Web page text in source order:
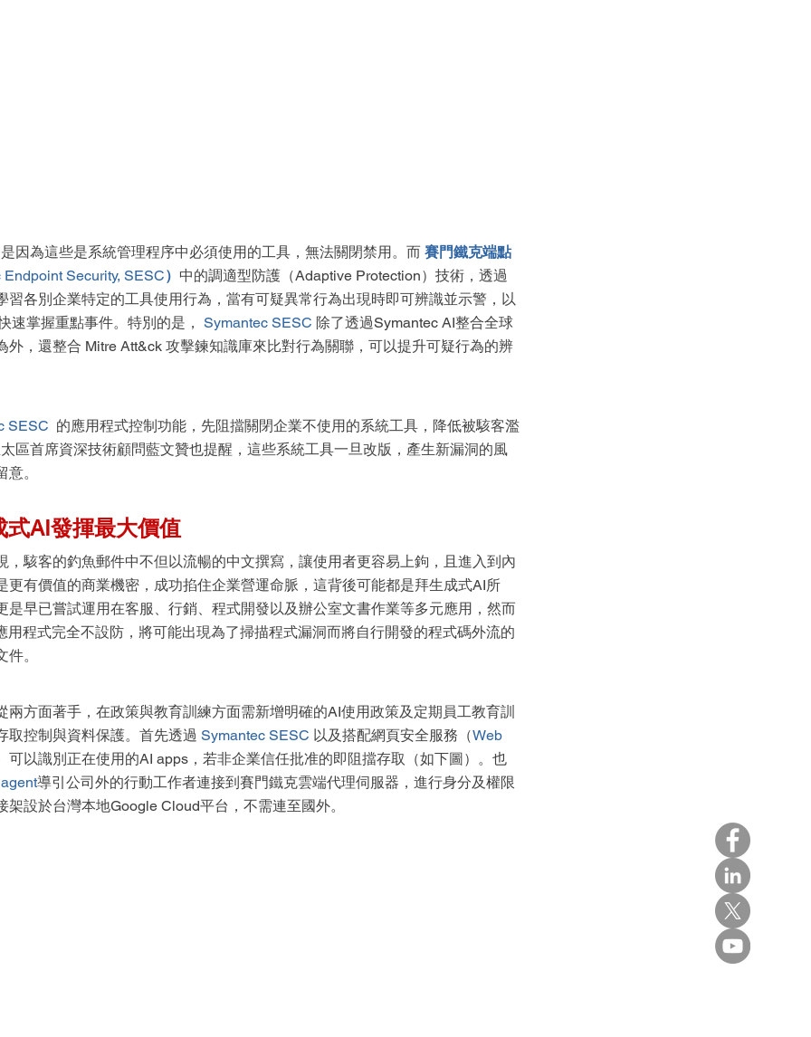
因為這些是系統管理程序中必須使用的工具，無法關閉禁用。而 賽門鐵克端點
Endpoint Security, SESC） 中的調適型防護（Adaptive Protection）技術，透過
習各別企業特定的工具使用行為，當有可疑異常行為出現時即可辨識並示警，以
速掌握重點事件。特別的是， Symantec SESC 除了透過Symantec AI整合全球
外，還整合 Mitre Att&ck 攻擊鍊知識庫來比對行為關聯，可以提升可疑行為的辨
SESC 的應用程式控制功能，先阻擋關閉企業不使用的系統工具，降低被駭客濫
區首席資深技術顧問藍文贊也提醒，這些系統工具一旦改版，產生新漏洞的風
。
式AI發揮最大價值
，駭客的釣魚郵件中不但以流暢的中文撰寫，讓使用者更容易上鉤，且進入到內
更有價值的商業機密，成功掐住企業營運命脈，這背後可能都是拜生成式AI所
是早已嘗試運用在客服、行銷、程式開發以及辦公室文書作業等多元應用，然而
用程式完全不設防，將可能出現為了掃描程式漏洞而將自行開發的程式碼外流的
。
兩方面著手，在政策與教育訓練方面需新增明確的AI使用政策及定期員工教育訓
取控制與資料保護。首先透過 Symantec SESC 以及搭配網頁安全服務（Web
可以識別正在使用的AI apps，若非企業信任批准的即阻擋存取（如下圖）。也
導引公司外的行動工作者連接到賽門鐵克雲端代理伺服器，進行身分及權限
架設於台灣本地Google Cloud平台，不需連至國外。